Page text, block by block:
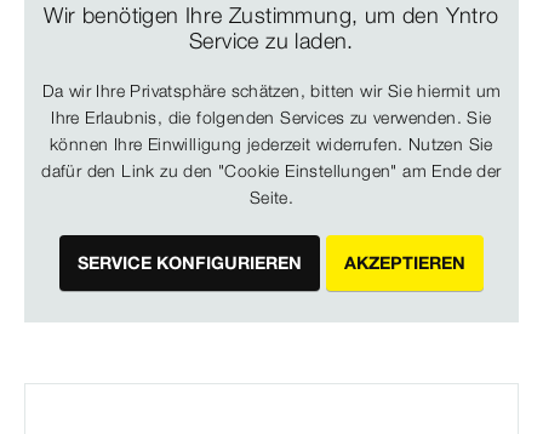
Wir benötigen Ihre Zustimmung, um den Yntro
Service zu laden.
Da wir Ihre Privatsphäre schätzen, bitten wir Sie hiermit um
Ihre Erlaubnis, die folgenden Services zu verwenden. Sie
können Ihre Einwilligung jederzeit widerrufen. Nutzen Sie
dafür den Link zu den "Cookie Einstellungen" am Ende der
Seite.
SERVICE KONFIGURIEREN AKZEPTIEREN